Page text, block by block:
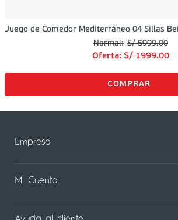
Juego de Comedor Mediterráneo 04 Sillas
S/ 5999.00
Oferta: S/ 1999.00
Empresa
Sobre Nosotros
Mi Cuenta
Mi Perfil